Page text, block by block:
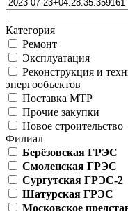
Категория
Ремонт
Эксплуатация
Реконструкция и
энергообъектов
Поставка МТР
Прочие закупки
Новое строительство
Филиал
Берёзовская ГРЭС
Смоленская ГРЭС
Сургутская ГРЭС-2
Шатурская ГРЭС
Московское